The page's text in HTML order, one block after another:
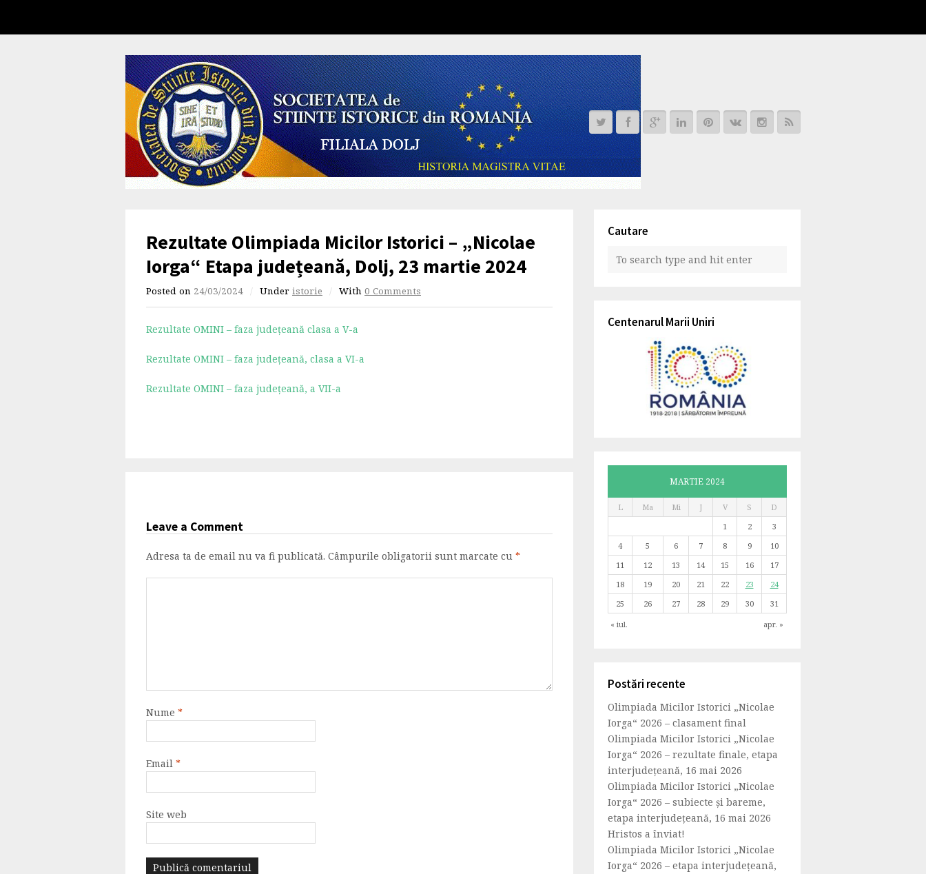
Rezultate Olimpiada Micilor Istorici – „Nicolae
Iorga“ Etapa județeană, Dolj, 23 martie 2024
Posted on 24/03/2024 / Under istorie / With 0 Comments
Rezultate OMINI – faza județeană clasa a V-a
Rezultate OMINI – faza județeană, clasa a VI-a
Rezultate OMINI – faza județeană, a VII-a
Leave a Comment
Adresa ta de email nu va fi publicată. Câmpurile obligatorii sunt marcate cu *
Nume *
Email *
Site web
Cautare
Centenarul Marii Uniri
MARTIE 2024
L Ma Mi J V S D
« iul. apr. »
1 2
3
4
5 6 7 8 9
10
11
12 13 14 15 16
17
18
19 20 21 22 23
24
25
26 27 28 29 30 31
Postări recente
Olimpiada Micilor Istorici „Nicolae
Iorga“ 2026 – clasament final
Olimpiada Micilor Istorici „Nicolae
Iorga“ 2026 – rezultate finale, etapa
interjudețeană, 16 mai 2026
Olimpiada Micilor Istorici „Nicolae
Iorga“ 2026 – subiecte și bareme,
etapa interjudețeană, 16 mai 2026
Hristos a înviat!
Olimpiada Micilor Istorici „Nicolae
Iorga“ 2026 – etapa interjudețeană,